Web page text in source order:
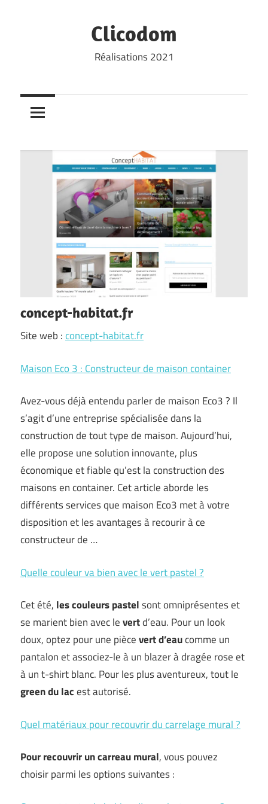
Clicodom
Réalisations 2021
concept-habitat.fr
Site web :concept-habitat.fr
Maison Eco 3 : Constructeur de maison container
Avez-vous déjà entendu parler de maison Eco3 ? Il
s’agit d’une entreprise spécialisée dans la
construction de tout type de maison. Aujourd’hui,
elle propose une solution innovante, plus
économique et fiable qu’est la construction des
maisons en container. Cet article aborde les
différents services que maison Eco3 met à votre
disposition et les avantages à recourir à ce
constructeur de …
Quelle couleur va bien avec le vert pastel ?
Cet été, les couleurs pastelsont omniprésentes et
se marient bien avec levertd’eau. Pour un look
doux, optez pour une piècevert d’eaucomme un
pantalon et associez-le à un blazer à dragée rose et
à un t-shirt blanc. Pour les plus aventureux, tout le
green du lacest autorisé.
Quel matériaux pour recouvrir du carrelage mural ?
Pour recouvrir uncarreau mural, vous pouvez
choisir parmi les options suivantes :